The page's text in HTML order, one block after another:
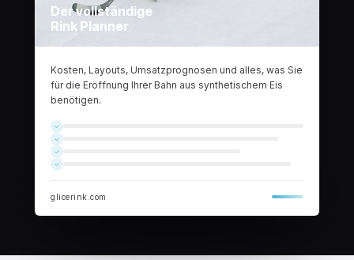
Der vollständige
Rink Planner
Kosten, Layouts, Umsatzprognosen und alles, was Sie
für die Eröffnung Ihrer Bahn aus synthetischem Eis
benötigen.
glicerink.com